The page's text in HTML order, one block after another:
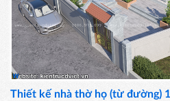
Thiết kế nhà thờ họ (từ đường)